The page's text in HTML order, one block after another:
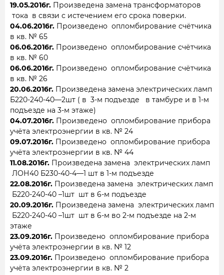
19.05.2016г. Произведена замена трансформаторов
тока в связи с истечением его срока поверки.
04.06.2016г. Произведено опломбирование счётчика
в кв. № 65
06.06.2016г. Произведено опломбирование счётчика
в кв. № 60
06.06.2016г. Произведено опломбирование счётчика
в кв. № 26
20.06.2016г. Произведена замена электрических ламп
Б220-240-40—2шт ( в 3-м подъезде в тамбуре и в 1-м
подъезде на 3-м этаже)
04.07.2016г. Произведено опломбирование прибора
учёта электроэнергии в кв. № 24
09.07.2016г. Произведено опломбирование прибора
учёта электроэнергии в кв. № 44
11.08.2016г. Произведена замена электрических ламп
ЛОН40 Б230-40-4—1 шт в 1-м подъезде
22.08.2016г. Произведена замена электрических ламп
Б220-240-40 –1шт шт в 6-м подъезде
20.09.2016г. Произведена замена электрических ламп
Б220-240-40 –1шт шт в 6-м во 2-м подъезде на 2-м
этаже
23.09.2016г. Произведено опломбирование прибора
учёта электроэнергии в кв. № 12
23.09.2016г. Произведено опломбирование прибора
учёта электроэнергии в кв. № 2